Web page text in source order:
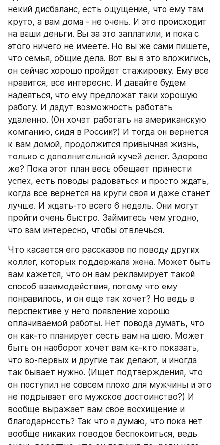
некий дисбаланс, есть ощущение, что ему там
круто, а вам дома - не очень. И это происходит
на ваши деньги. Вы за это заплатили, и пока с
этого ничего не имеете. Но вы же сами пишете,
что семья, общие дела. Вот вы в это вложились,
он сейчас хорошо пройдет стажировку. Ему все
нравится, все интересно. И давайте будем
надеяться, что ему предложат таки хорошую
работу. И дадут возможность работать
удаленно. (Он хочет работать на американскую
компанию, сидя в России?) И тогда он вернется
к вам домой, продолжится привычная жизнь,
только с дополнительной кучей денег. Здорово
же? Пока этот план весь обещает принести
успех, есть поводы радоваться и просто ждать,
когда все вернется на круги своя и даже станет
лучше. И ждать-то всего 6 недель. Они могут
пройти очень быстро. Займитесь чем угодно,
что вам интересно, чтобы отвлечься.
Что касается его рассказов по поводу других
коллег, которых поддержала жена. Может быть
вам кажется, что он вам рекламирует такой
способ взаимодействия, потому что ему
понравилось, и он еще так хочет? Но ведь в
перспективе у него появление хорошо
оплачиваемой работы. Нет повода думать, что
он как-то планирует сесть вам на шею. Может
быть он наоборот хочет вам ка-кто показать,
что во-первых и другие так делают, и иногда
так бывает нужно. (Ищет подтверждения, что
он поступил не совсем плохо для мужчины и это
не подрывает его мужское достоинство?) И
вообще выражает вам свое восхищение и
благодарность? Так что я думаю, что пока нет
вообще никаких поводов беспокоиться, ведь